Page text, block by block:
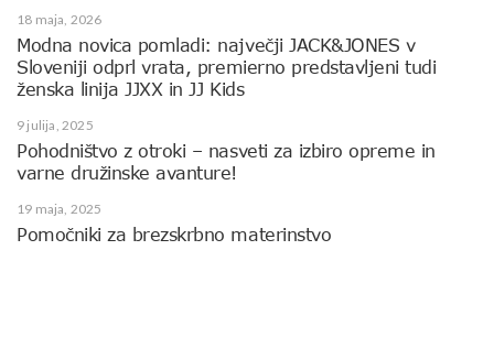
18 maja, 2026
Modna novica pomladi: največji JACK&JONES v
Sloveniji odprl vrata, premierno predstavljeni tudi
ženska linija JJXX in JJ Kids
9 julija, 2025
Pohodništvo z otroki – nasveti za izbiro opreme in
varne družinske avanture!
19 maja, 2025
Pomočniki za brezskrbno materinstvo